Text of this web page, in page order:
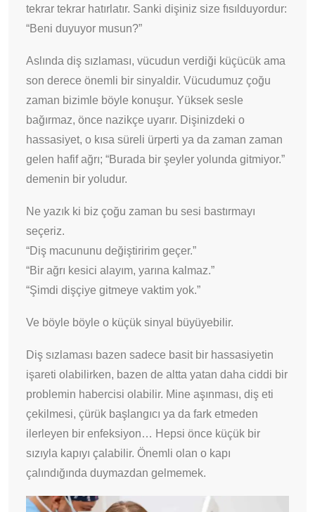
tekrar tekrar hatırlatır. Sanki dişiniz size fısılduyordur:
“Beni duyuyor musun?”
Aslında diş sızlaması, vücudun verdiği küçücük ama
son derece önemli bir sinyaldir. Vücudumuz çoğu
zaman bizimle böyle konuşur. Yüksek sesle
bağırmaz, önce nazikçe uyarır. Dişinizdeki o
hassasiyet, o kısa süreli ürperti ya da zaman zaman
gelen hafif ağrı; “Burada bir şeyler yolunda gitmiyor.”
demenin bir yoludur.
Ne yazık ki biz çoğu zaman bu sesi bastırmayı
seçeriz.
“Diş macununu değiştiririm geçer.”
“Bir ağrı kesici alayım, yarına kalmaz.”
“Şimdi dişçiye gitmeye vaktim yok.”
Ve böyle böyle o küçük sinyal büyüyebilir.
Diş sızlaması bazen sadece basit bir hassasiyetin
işareti olabilirken, bazen de altta yatan daha ciddi bir
problemin habercisi olabilir. Mine aşınması, diş eti
çekilmesi, çürük başlangıcı ya da fark etmeden
ilerleyen bir enfeksiyon… Hepsi önce küçük bir
sızıyla kapıyı çalabilir. Önemli olan o kapı
çalındığında duymazdan gelmemek.